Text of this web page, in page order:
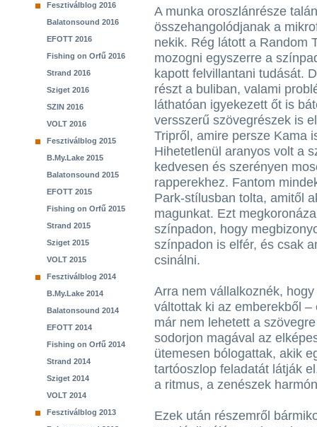
Fesztiválblog 2016
Balatonsound 2016
EFOTT 2016
Fishing on Orfű 2016
Strand 2016
Sziget 2016
SZIN 2016
VOLT 2016
Fesztiválblog 2015
B.My.Lake 2015
Balatonsound 2015
EFOTT 2015
Fishing on Orfű 2015
Strand 2015
Sziget 2015
VOLT 2015
Fesztiválblog 2014
B.My.Lake 2014
Balatonsound 2014
EFOTT 2014
Fishing on Orfű 2014
Strand 2014
Sziget 2014
VOLT 2014
Fesztiválblog 2013
A munka oroszlánrésze
összehangolódjanak a
nekik. Rég látott a Random
mozogni egyszerre a
kapott felvillantani tudását.
részt a buliban, valami
láthatóan igyekezett őt is
versszerű szövegrészek is
Tripről, amire persze Kama
Hihetetlenül aranyos volt a
kedvesen és szerényen
rapperekhez. Fantom
Park-stílusban tolta, amitől
magunkat. Ezt
színpadon, hogy
színpadon is elfér, és csak
csinálni.
Arra nem vállalkoznék,
váltottak ki az emberekből
már nem lehetett a
sodorjon magával az
ütemesen bólogattak, akik
tartóoszlop feladatát látják
a ritmus, a zenészek
Ezek után részemről